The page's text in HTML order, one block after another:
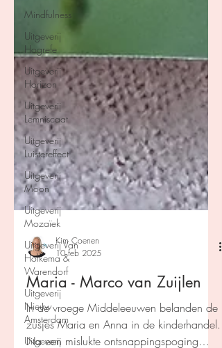
Mindfulness
Uitgeverij
Hogrefe
Uitgeverij
Horizon
Uitgeverij
Lemniscaat
Uitgeverij
Luistereffect
Uitgeverij
Moon
Uitgeverij
Mozaïek
Uitgeverij Van
Holkema &
Warendorf
Uitgeverij
Nieuw
Amsterdam
Uitgeverij
Kim Coenen
10 feb 2025
Maria - Marco van Zuijlen
In de vroege Middeleeuwen belanden de